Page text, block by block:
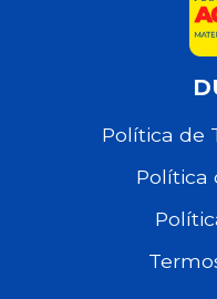
Política de
Política